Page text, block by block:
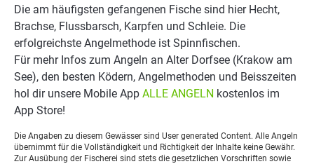
Die am häufigsten gefangenen Fische sind hier Hecht,
Brachse, Flussbarsch, Karpfen und Schleie. Die
erfolgreichste Angelmethode ist Spinnfischen.
Für mehr Infos zum Angeln an Alter Dorfsee (Krakow am
See), den besten Ködern, Angelmethoden und Beisszeiten
hol dir unsere Mobile App ALLE ANGELN kostenlos im
App Store!
Die Angaben zu diesem Gewässer sind User generated Content. Alle Angeln
übernimmt für die Vollständigkeit und Richtigkeit der Inhalte keine Gewähr.
Zur Ausübung der Fischerei sind stets die gesetzlichen Vorschriften sowie